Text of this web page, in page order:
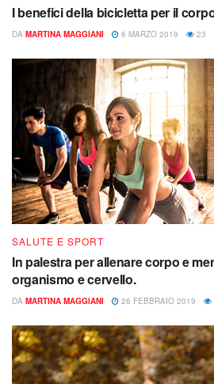
I benefici della bicicletta per il
DA MARTINA MAGGIANI 6 MARZO 2019 23
SALUTE E SPORT
In palestra per allenare corpo e
organismo e cervello.
DA MARTINA MAGGIANI 26 FEBBRAIO 2019